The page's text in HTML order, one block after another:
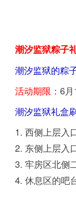
潮汐监狱粽子
潮汐监狱的粽
活动期限： 6
潮汐监狱礼盒
1. 西侧上层入
2. 东侧上层入
3. 牢房区北侧
4. 休息区的吧